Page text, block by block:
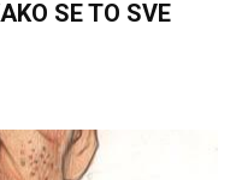
SE TO SVE